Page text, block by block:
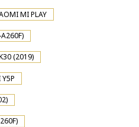
MI PLAY
(2019)